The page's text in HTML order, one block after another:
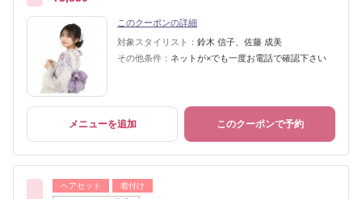
このクーポンの詳細
対象スタイリスト： 鈴木 信子、佐藤 成美
その他条件： ネットが×でも一度お電話で確認下さい
メニューを追加 このクーポンで予約
ヘアセット 着付け